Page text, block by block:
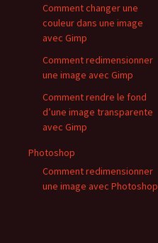
Comment changer une
couleur dans une image
avec Gimp
Comment redimensionner
une image avec Gimp
Comment rendre le fond
d’une image transparente
avec Gimp
Photoshop
Comment redimensionner
une image avec Photoshop